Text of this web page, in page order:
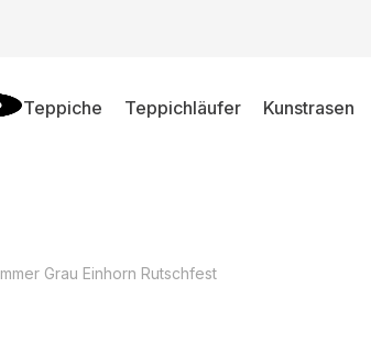
Teppiche Teppichläufer Kunstrasen
Grau Einhorn Rutschfest